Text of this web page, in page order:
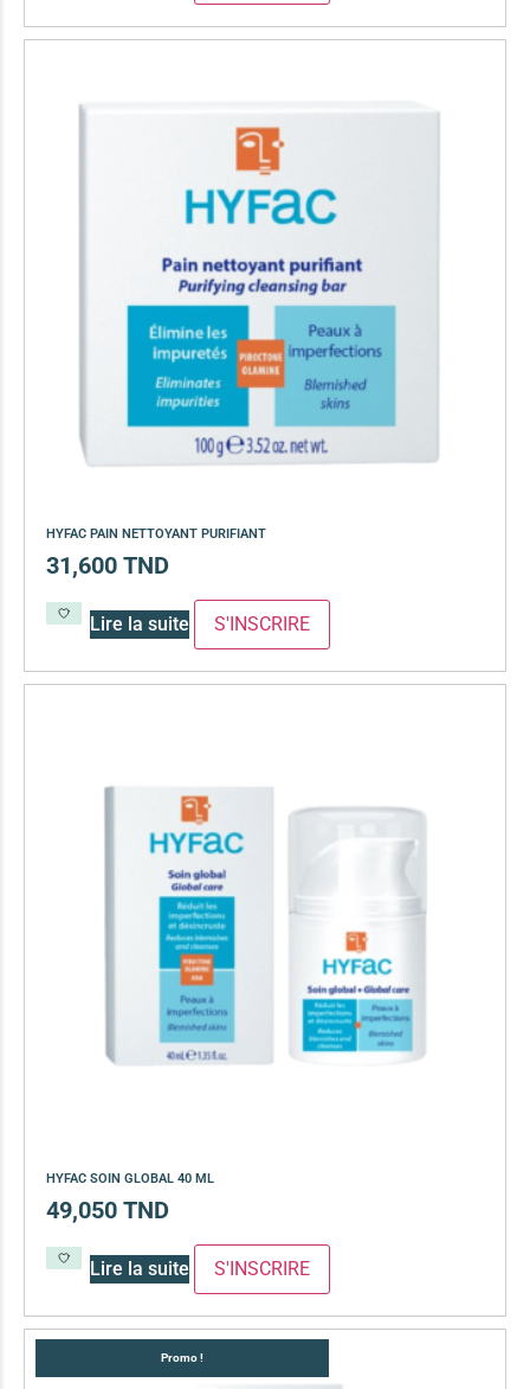
HYFAC PAIN NETTOYANT PURIFIANT
31,600 TND
Lire la suite
HYFAC SOIN GLOBAL 40 ML
49,050 TND
Lire la suite
Promo !